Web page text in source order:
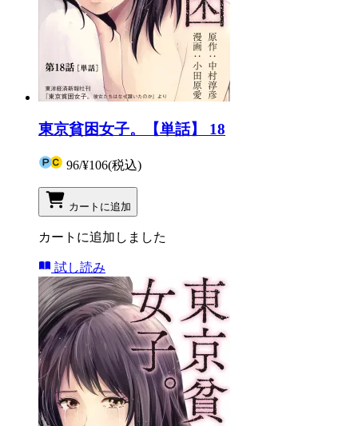
東京貧困女子。【単話】 18
96/¥106(税込)
カートに追加
カートに追加しました
試し読み